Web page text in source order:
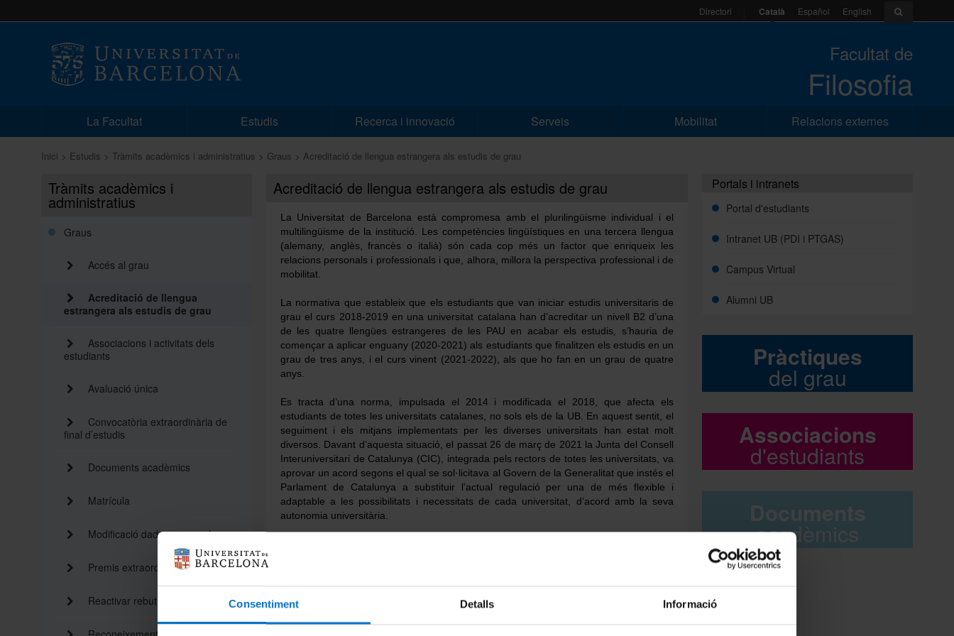
Consentiment Detalls Informació
Directori Català Español English
Facultat de
Filosofia
La Facultat Estudis Recerca i innovació Serveis Mobilitat Relacions externes
Inici Estudis Tràmits acadèmics i administratius Graus Acreditació de llengua estrangera als estudis de grau
Tràmits acadèmics i
administratius
Graus
Accés al grau
Acreditació de llengua
estrangera als estudis de grau
Associacions i activitats dels
estudiants
Avaluació única
Convocatòria extraordinària de
final d’estudis
Documents acadèmics
Matrícula
Modificació dades personals
Premis extraordinaris
Reactivar rebut caducat
Acreditació de llengua estrangera als estudis de grau
La Universitat de Barcelona està compromesa amb el plurilingüisme individual i el
multilingüisme de la institució. Les competències lingüístiques en una tercera llengua
(alemany, anglès, francès o italià) són cada cop més un factor que enriqueix les
relacions personals i professionals i que, alhora, millora la perspectiva professional i de
mobilitat.
La normativa que estableix que els estudiants que van iniciar estudis universitaris de
grau el curs 2018-2019 en una universitat catalana han d’acreditar un nivell B2 d’una
de les quatre llengües estrangeres de les PAU en acabar els estudis, s’hauria de
començar a aplicar enguany (2020-2021) als estudiants que finalitzen els estudis en un
grau de tres anys, i el curs vinent (2021-2022), als que ho fan en un grau de quatre
anys.
Es tracta d’una norma, impulsada el 2014 i modificada el 2018, que afecta els
estudiants de totes les universitats catalanes, no sols els de la UB. En aquest sentit, el
seguiment i els mitjans implementats per les diverses universitats han estat molt
diversos. Davant d’aquesta situació, el passat 26 de març de 2021 la Junta del Consell
Interuniversitari de Catalunya (CIC), integrada pels rectors de totes les universitats, va
aprovar un acord segons el qual se sol·licitava al Govern de la Generalitat que instés el
Parlament de Catalunya a substituir l’actual regulació per una de més flexible i
adaptable a les possibilitats i necessitats de cada universitat, d’acord amb la seva
autonomia universitària.
determinació sobre aquesta qüestió, no es demanarà l’acreditació del nivell B2 d’una
tercera llengua en acabar els estudis.
Portals i intranets
Portal d'estudiants
Intranet UB (PDI i PTGAS)
Campus Virtual
Alumni UB
Pràctiques
del grau
Associacions
d'estudiants
Documents
acadèmics